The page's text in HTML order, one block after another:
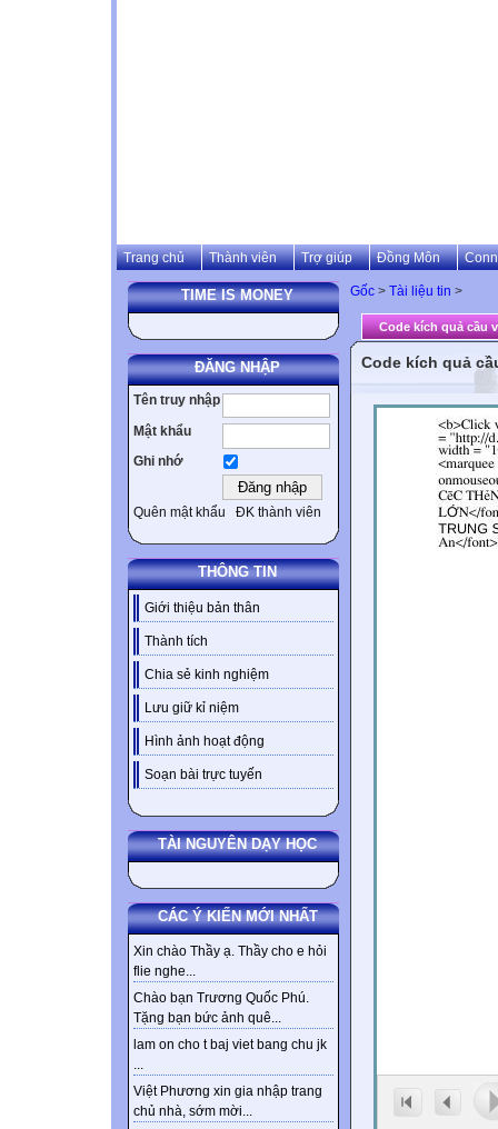
Trang chủ Thành viên Trợ giúp Đồng Môn
TIME IS MONEY
ĐĂNG NHẬP
Tên truy nhập
Mật khẩu
Ghi nhớ
Quên mật khẩu ĐK thành viên
THÔNG TIN
Giới thiệu bản thân
Thành tích
Chia sẻ kinh nghiệm
Lưu giữ kỉ niệm
Hình ảnh hoạt động
Soạn bài trực tuyến
TÀI NGUYÊN DẠY HỌC
CÁC Ý KIẾN MỚI NHẤT
Xin chào Thầy ạ. Thầy cho e hỏi
flie nghe...
Chào bạn Trương Quốc Phú.
Tặng bạn bức ảnh quê...
lam on cho t baj viet bang chu jk
...
Việt Phương xin gia nhập trang
chủ nhà, sớm mời...
Gốc > Tài liệu tin >
Code kích quả cầu
Code kích quả